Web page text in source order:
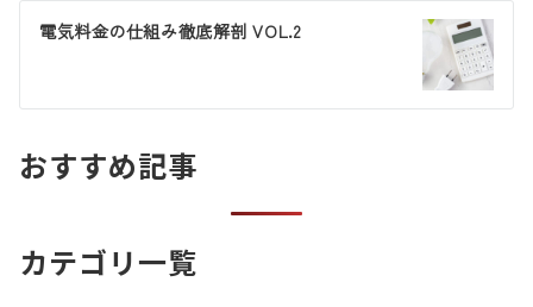
稿
ビ
ー
ョ
電気料金の仕組み徹底解剖 VOL.2
おすすめ記事
カテゴリ一覧